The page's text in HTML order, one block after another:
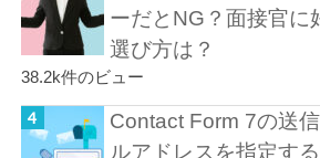
ーだとNG？面接官に
選び方は？
38.2k件のビュー
Contact Form 7の送
ルアドレスを指定す